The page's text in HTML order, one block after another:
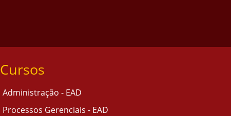
Cursos
Administração - EAD
Processos Gerenciais - EAD